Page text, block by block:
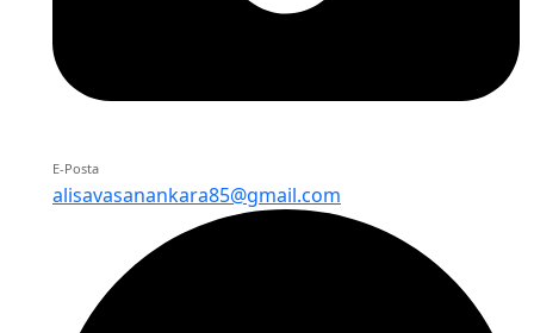
E-Posta
alisavasanankara85@gmail.com